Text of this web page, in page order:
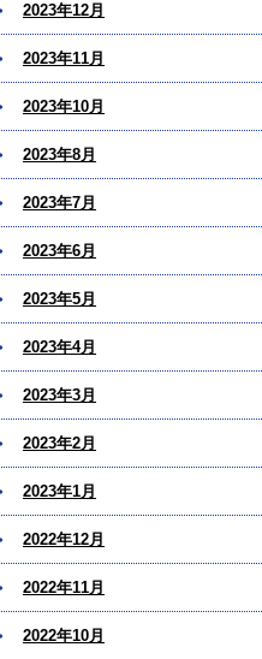
2023年12月
2023年11月
2023年10月
2023年8月
2023年7月
2023年6月
2023年5月
2023年4月
2023年3月
2023年2月
2023年1月
2022年12月
2022年11月
2022年10月